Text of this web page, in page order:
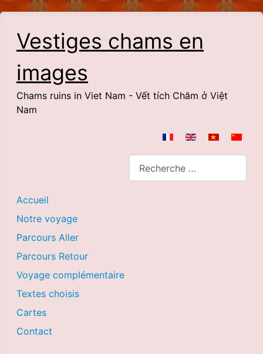
Vestiges chams en
images
Chams ruins in Viet Nam - Vết tích Chăm ở Việt
Nam
Accueil
Notre voyage
Parcours Aller
Parcours Retour
Voyage complémentaire
Textes choisis
Cartes
Contact